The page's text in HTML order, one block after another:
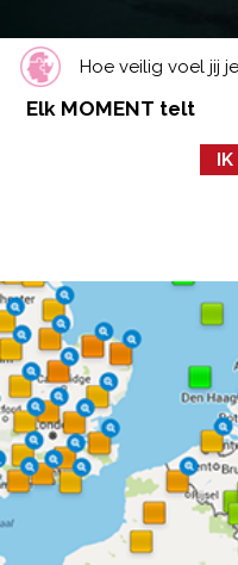
Hoe veilig voel jij
Elk MOMENT telt
IK